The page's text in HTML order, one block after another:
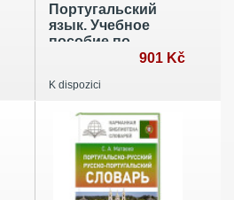
Португальский
язык. Учебное
пособие по
901 Kč
K dispozici